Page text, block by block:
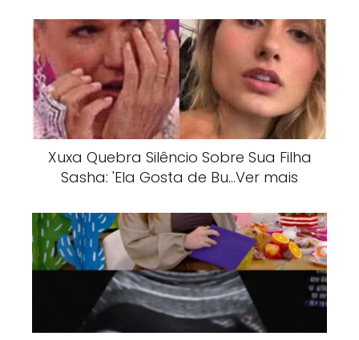
Xuxa Quebra Silêncio Sobre Sua Filha
Sasha: 'Ela Gosta de Bu…Ver mais